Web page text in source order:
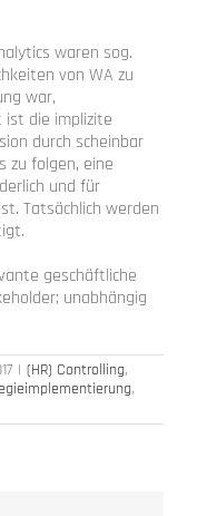
waren sog.
von WA zu
war,
die implizite
durch scheinbar
zu folgen, eine
und für
Tatsächlich werden
geschäftliche
unabhängig
| (HR) Controlling,
,